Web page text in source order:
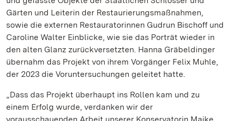
Gärten und Leiterin der Restaurierungsmaßnahmen,
sowie die externen Restauratorinnen Gudrun Bischoff und
Caroline Walter Einblicke, wie sie das Porträt wieder in
den alten Glanz zurückversetzten. Hanna Gräbeldinger
übernahm das Projekt von ihrem Vorgänger Felix Muhle,
der 2023 die Voruntersuchungen geleitet hatte.
„Dass das Projekt überhaupt ins Rollen kam und zu
einem Erfolg wurde, verdanken wir der